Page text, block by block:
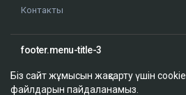
Контакты
footer.menu-title-3
Біз сайт жұмысын жақсарту үшін cookie
файлдарын пайдаланамыз.